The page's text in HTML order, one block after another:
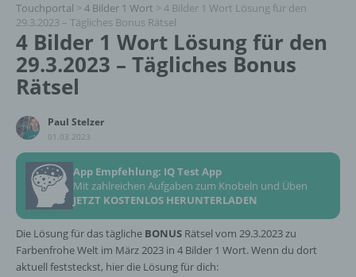
Touchportal > 4 Bilder 1 Wort > 4 Bilder 1 Wort Lösung für den
29.3.2023 – Tägliches Bonus Rätsel
4 Bilder 1 Wort Lösung für den
29.3.2023 – Tägliches Bonus
Rätsel
Paul Stelzer
01.03.2023
App Empfehlung: IQ Test App
Mit zahlreichen Aufgaben zum Knobeln und Üben
JETZT KOSTENLOS HERUNTERLADEN
Die Lösung für das tägliche BONUS Rätsel vom 29.3.2023 zu
Farbenfrohe Welt im März 2023 in 4 Bilder 1 Wort. Wenn du dort
aktuell feststeckst, hier die Lösung für dich: